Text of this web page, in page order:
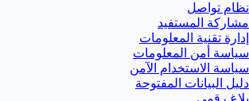
نظام تواصل
مشاركة المستفيد
إدارة تقنية المعلومات
سياسة أمن المعلومات
سياسة الاستخدام الآمن
دليل البيانات المفتوحة
بلاغ رقمي